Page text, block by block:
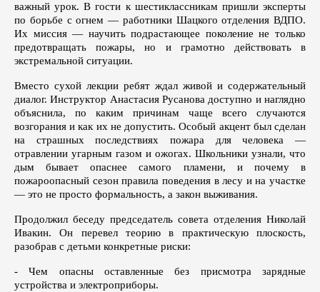
важный урок. В гости к шестиклассникам пришли эксперты
по борьбе с огнем — работники Шацкого отделения ВДПО.
Их миссия — научить подрастающее поколение не только
предотвращать пожары, но и грамотно действовать в
экстремальной ситуации.
Вместо сухой лекции ребят ждал живой и содержательный
диалог. Инструктор Анастасия Русанова доступно и наглядно
объяснила, по каким причинам чаще всего случаются
возгорания и как их не допустить. Особый акцент был сделан
на страшных последствиях пожара для человека —
отравлении угарным газом и ожогах. Школьники узнали, что
дым бывает опаснее самого пламени, и почему в
пожароопасный сезон правила поведения в лесу и на участке
— это не просто формальность, а закон выживания.
Продолжил беседу председатель совета отделения Николай
Ивакин. Он перевел теорию в практическую плоскость,
разобрав с детьми конкретные риски:
- Чем опасны оставленные без присмотра зарядные
устройства и электроприборы.